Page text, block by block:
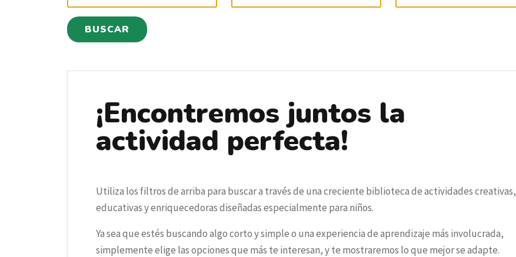
BUSCAR
¡Encontremos juntos la
actividad perfecta!
Utiliza los filtros de arriba para buscar a través de una creciente biblioteca de actividades creativas,
educativas y enriquecedoras diseñadas especialmente para niños.
Ya sea que estés buscando algo corto y simple o una experiencia de aprendizaje más involucrada,
simplemente elige las opciones que más te interesan, y te mostraremos lo que mejor se adapte.